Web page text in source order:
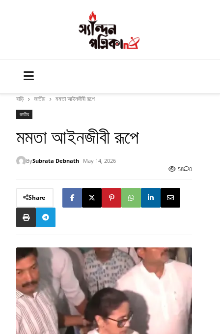
বাড়ি জাতীয় মমতা আইনজীবী রূপে
জাতীয়
মমতা আইনজীবী রূপে
BySubrata Debnath
May 14, 2026
58
0
Share